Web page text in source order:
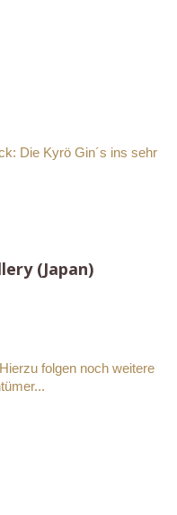
Die Kyrö Gin´s ins sehr
(Japan)
folgen noch weitere